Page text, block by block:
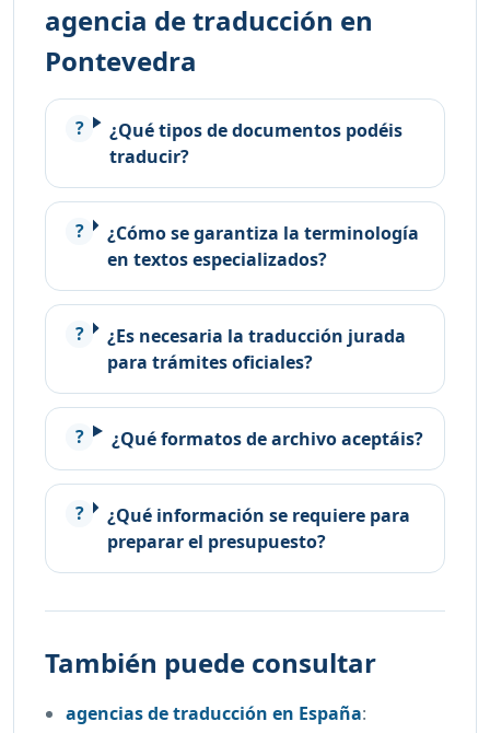
agencia de traducción en
Pontevedra
¿Qué tipos de documentos podéis
traducir?
¿Cómo se garantiza la terminología
en textos especializados?
¿Es necesaria la traducción jurada
para trámites oficiales?
¿Qué formatos de archivo aceptáis?
¿Qué información se requiere para
preparar el presupuesto?
También puede consultar
agencias de traducción en España: